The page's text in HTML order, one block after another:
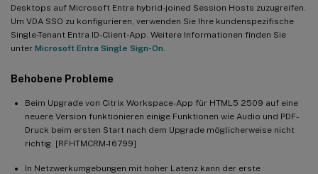
Desktops auf Microsoft Entra hybrid-joined Session Hosts zuzugreifen.
Um VDA SSO zu konfigurieren, verwenden Sie Ihre kundenspezifische
Single-Tenant Entra ID-Client-App. Weitere Informationen finden Sie
unter Microsoft Entra Single Sign-On
Behobene Probleme
Beim Upgrade von Citrix Workspace-App für HTML5 2509 auf eine
neuere Version funktionieren einige Funktionen wie Audio und PDF-
Druck beim ersten Start nach dem Upgrade möglicherweise nicht
richtig. [RFHTMCRM-16799]
In Netzwerkumgebungen mit hoher Latenz kann der erste